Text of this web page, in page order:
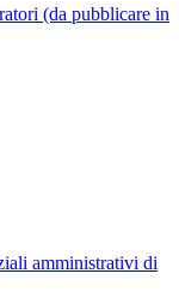
(da pubblicare in
amministrativi di